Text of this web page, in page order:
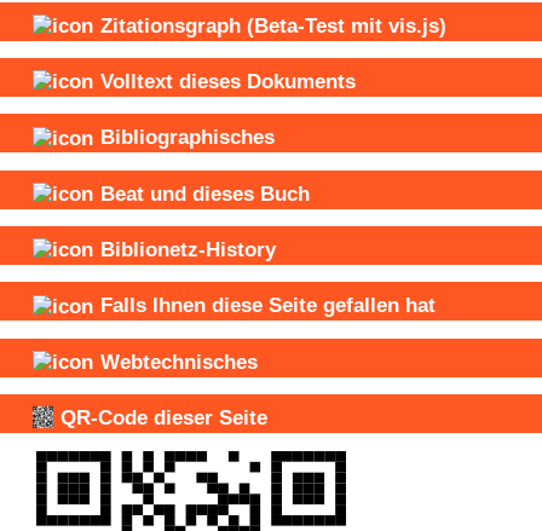
Zitationsgraph (Beta-Test mit vis.js)
Volltext dieses Dokuments
Bibliographisches
Beat und dieses Buch
Biblionetz-History
Falls Ihnen diese Seite gefallen hat
Webtechnisches
QR-Code dieser Seite